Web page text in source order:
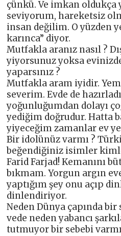
çünkü. Ve imkan oldukça
seviyorum, hareketsiz
insan değilim. O yüzden
karınca” diyor.
Mutfakla aranız nasıl ?
yiyorsunuz yoksa
yaparsınız ?
Mutfakla aram iyidir.
severim. Evde de
yoğunluğumdan dolayı
yediğim doğrudur. Hatta
yiyeceğim zamanlar ev
Bir idolünüz varmı ?
beğendiğiniz isimler
Farid Farjad! Kemanını
bıkmam. Yorgun argın
yaptığım şey onu açıp
dinlendiriyor.
Neden Dünya çapında
vede neden yabancı
tutmuyor bir sebebi